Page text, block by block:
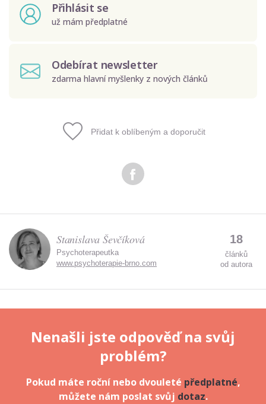
Přihlásit se
už mám předplatné
Odebírat newsletter
zdarma hlavní myšlenky z nových článků
Odeslat
Přidat k oblíbeným a doporučit
Stanislava Ševčíková
Psychoterapeutka
www.psychoterapie-brno.com
18
článků
od autora
Nenašli jste odpověď na svůj
problém?
Pokud máte roční nebo dvouleté předplatné,
můžete nám poslat svůj dotaz.